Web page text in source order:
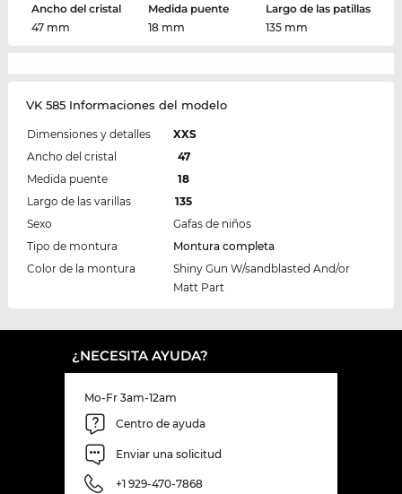
Ancho del cristal
47 mm
Medida puente
18 mm
Largo de las patillas
135 mm
VK 585 Informaciones del modelo
Dimensiones y detalles
XXS
Ancho del cristal
47
Medida puente
18
Largo de las varillas
135
Sexo
Gafas de niños
Tipo de montura
Montura completa
Color de la montura
Shiny Gun W/sandblasted And/or
Matt Part
¿NECESITA AYUDA?
Mo-Fr 3am-12am
Centro de ayuda
Enviar una solicitud
+1 929-470-7868